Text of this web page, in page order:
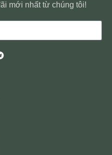
mới nhất từ chúng tôi!